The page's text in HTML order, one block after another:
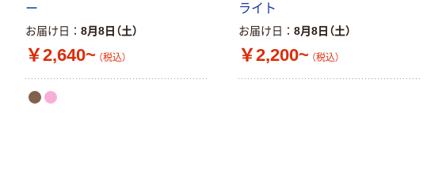
ー
お届け日 8月8日（土）
￥2,640~ （税込）
ライト
お届け日 8月8日（土）
￥2,200~ （税込）